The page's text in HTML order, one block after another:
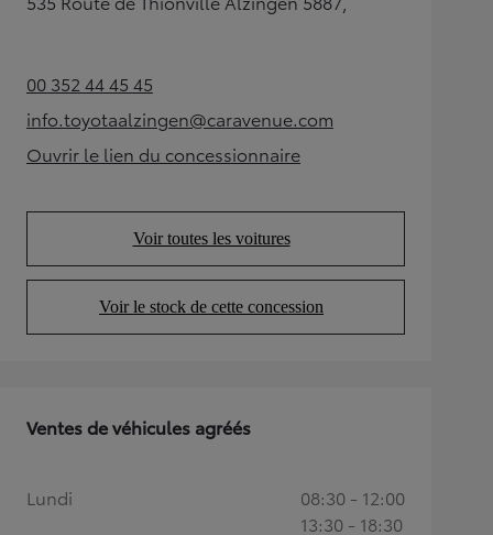
00 352 44 45 45(Opens in new tab)
info.toyotaalzingen@caravenue.com
(Opens in new tab)
Ouvrir le lien du concessionnaire
(Opens in new tab)
Voir toutes les voitures
(Opens in new tab)
Voir le stock de cette concession
(Opens in new tab)
Ventes de véhicules agréés
Lundi
08:30 - 12:00
13:30 - 18:30